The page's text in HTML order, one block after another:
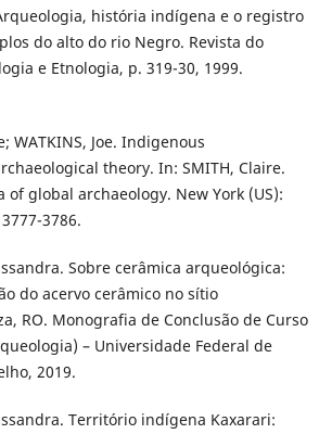
história indígena e o registro
do alto do rio Negro. Revista do
e Etnologia, p. 319-30, 1999.
WATKINS, Joe. Indigenous
theory. In: SMITH, Claire.
of global archaeology. New York (US):
3786.
Sobre cerâmica arqueológica:
do acervo cerâmico no sítio
RO. Monografia de Conclusão de Curso
– Universidade Federal de
2019.
Território indígena Kaxarari: